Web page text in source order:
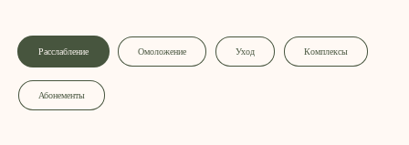
Расслабление Омоложение Уход Комплексы
Абонементы